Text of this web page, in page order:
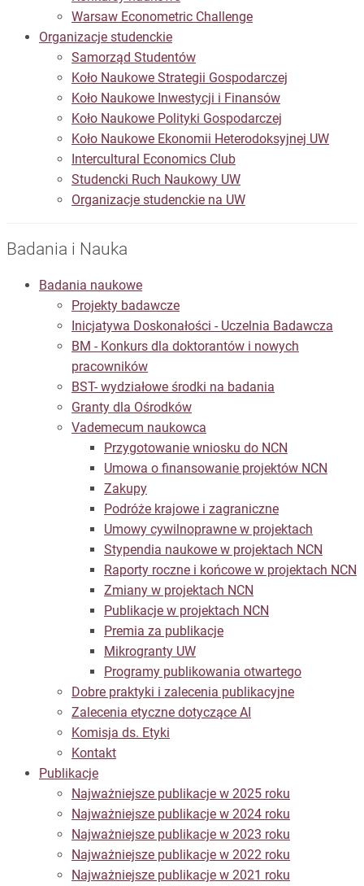
Warsaw Econometric Challenge
Organizacje studenckie
Samorząd Studentów
Koło Naukowe Strategii Gospodarczej
Koło Naukowe Inwestycji i Finansów
Koło Naukowe Polityki Gospodarczej
Koło Naukowe Ekonomii Heterodoksyjnej UW
Intercultural Economics Club
Studencki Ruch Naukowy UW
Organizacje studenckie na UW
Badania i Nauka
Badania naukowe
Projekty badawcze
Inicjatywa Doskonałości - Uczelnia Badawcza
BM - Konkurs dla doktorantów i nowych
pracowników
BST- wydziałowe środki na badania
Granty dla Ośrodków
Vademecum naukowca
Przygotowanie wniosku do NCN
Umowa o finansowanie projektów NCN
Zakupy
Podróże krajowe i zagraniczne
Umowy cywilnoprawne w projektach
Stypendia naukowe w projektach NCN
Raporty roczne i końcowe w projektach NCN
Zmiany w projektach NCN
Publikacje w projektach NCN
Premia za publikacje
Mikrogranty UW
Programy publikowania otwartego
Dobre praktyki i zalecenia publikacyjne
Zalecenia etyczne dotyczące AI
Komisja ds. Etyki
Kontakt
Publikacje
Najważniejsze publikacje w 2025 roku
Najważniejsze publikacje w 2024 roku
Najważniejsze publikacje w 2023 roku
Najważniejsze publikacje w 2022 roku
Najważniejsze publikacje w 2021 roku